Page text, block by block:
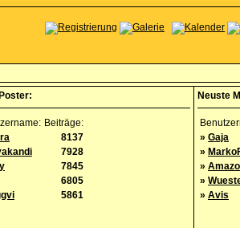
Beiträge:
8137
7928
7845
6805
5861
Neuste
» Gaja
»
»
»
» Avis